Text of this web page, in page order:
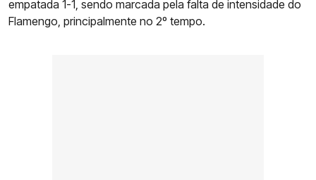
empatada 1-1, sendo marcada pela falta de intensidade do
Flamengo, principalmente no 2º tempo.